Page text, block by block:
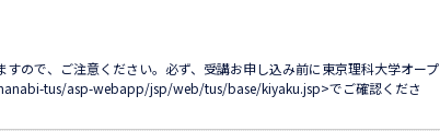
ので、ご注意ください。必ず、受講お申し込み前に東京理科大学オープ
tus/asp-webapp/jsp/web/tus/base/kiyaku.jsp>でご確認くださ